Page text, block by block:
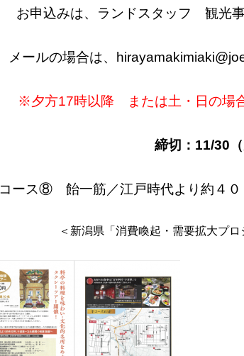
お申込みは、ランドスタッフ 観光
メールの場合は、
※夕方17時以降 または土・日の場
締切：11/30
コース⑧ 飴一筋／江戸時代より約４０
＜新潟県「消費喚起・需要拡大プ